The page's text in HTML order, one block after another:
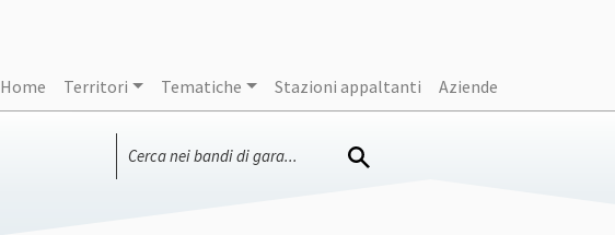
Home Territori Tematiche Stazioni appaltanti Aziende